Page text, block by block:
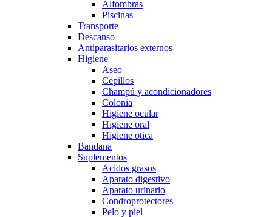
Alfombras
Piscinas
Transporte
Descanso
Antiparasitarios externos
Higiene
Aseo
Cepillos
Champú y acondicionadores
Colonia
Higiene ocular
Higiene oral
Higiene otica
Bandana
Suplementos
Acidos grasos
Aparato digestivo
Aparato urinario
Condroprotectores
Pelo y piel